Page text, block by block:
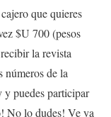
que quieres
$U 700 (pesos
la revista
números de la
puedes participar
No lo dudes! Ve ya